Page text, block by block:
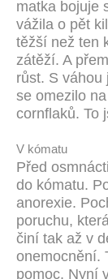
matka bojuje
vážila o pět
těžší než ten
zátěží. A
růst. S váhou
se omezilo
cornflaků. To
V kómatu
Před
do kómatu.
anorexie.
poruchu,
činí tak až v
onemocnění.
pomoc. Nyní